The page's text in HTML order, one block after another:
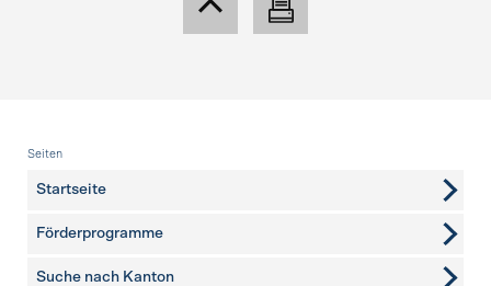
Fusszeile
Seiten
Startseite
Förderprogramme
Suche nach Kanton